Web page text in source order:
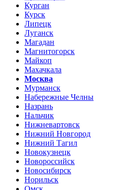
Курган
Курск
Липецк
Луганск
Магадан
Магнитогорск
Майкоп
Махачкала
Москва
Мурманск
Набережные Челны
Назрань
Нальчик
Нижневартовск
Нижний Новгород
Нижний Тагил
Новокузнецк
Новороссийск
Новосибирск
Норильск